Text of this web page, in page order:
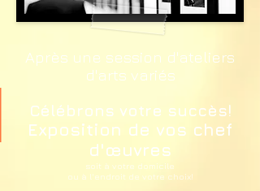
Après une session d'ateliers
d'arts variés
Célébrons votre succès!
Exposition de vos chef
d'œuvres
soit à votre domicile
ou à l'endroit de votre choix!